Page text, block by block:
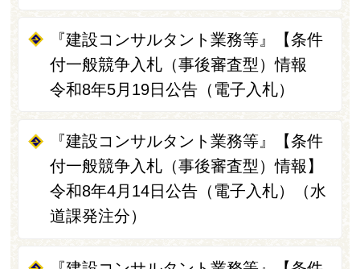
『建設コンサルタント業務等』【条件
付一般競争入札（事後審査型）情報
令和8年5月19日公告（電子入札）
『建設コンサルタント業務等』【条件
付一般競争入札（事後審査型）情報】
令和8年4月14日公告（電子入札）（水
道課発注分）